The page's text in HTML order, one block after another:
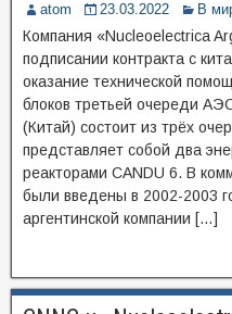
atom 23.03.2022 В
Компания «Nucleoelectrica
подписании контракта с
оказание технической
блоков третьей очереди
(Китай) состоит из трёх
представляет собой два
реакторами CANDU 6. В
были введены в 2002-2003
аргентинской компании […]